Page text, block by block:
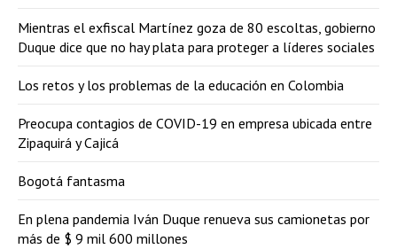
Mientras el exfiscal Martínez goza de 80 escoltas, gobierno
Duque dice que no hay plata para proteger a líderes sociales
Los retos y los problemas de la educación en Colombia
Preocupa contagios de COVID-19 en empresa ubicada entre
Zipaquirá y Cajicá
Bogotá fantasma
En plena pandemia Iván Duque renueva sus camionetas por
más de $ 9 mil 600 millones